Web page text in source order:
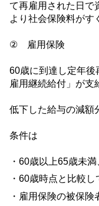
て再雇用された日で
より社会保険料がす
② 雇用保険
60歳に到達し定年後
雇用継続給付」が支
低下した給与の減額
条件は
・ 60歳以上65歳未満
・ 60歳時点と比較し
・雇用保険の被保険